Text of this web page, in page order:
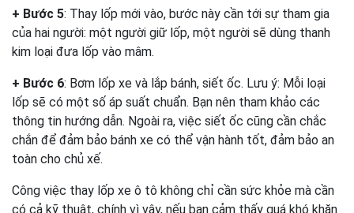
+ Bước 5: Thay lốp mới vào, bước này cần tới sự tham gia
của hai người: một người giữ lốp, một người sẽ dùng thanh
kim loại đưa lốp vào mâm.
+ Bước 6: Bơm lốp xe và lắp bánh, siết ốc. Lưu ý: Mỗi loại
lốp sẽ có một số áp suất chuẩn. Bạn nên tham khảo các
thông tin hướng dẫn. Ngoài ra, việc siết ốc cũng cần chắc
chắn để đảm bảo bánh xe có thể vận hành tốt, đảm bảo an
toàn cho chủ xế.
Công việc thay lốp xe ô tô không chỉ cần sức khỏe mà cần
có cả kỹ thuật, chính vì vậy, nếu bạn cảm thấy quá khó khăn